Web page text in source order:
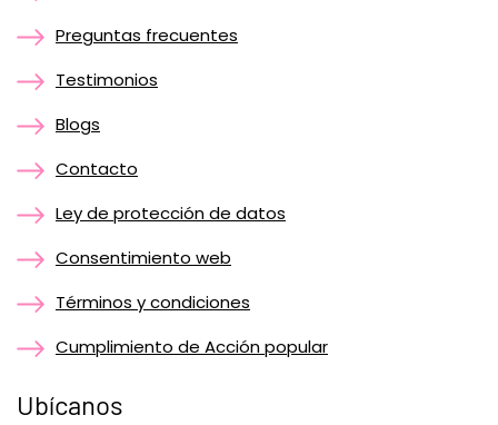
Preguntas frecuentes
Testimonios
Blogs
Contacto
Ley de protección de datos
Consentimiento web
Términos y condiciones
Cumplimiento de Acción popular
Ubícanos